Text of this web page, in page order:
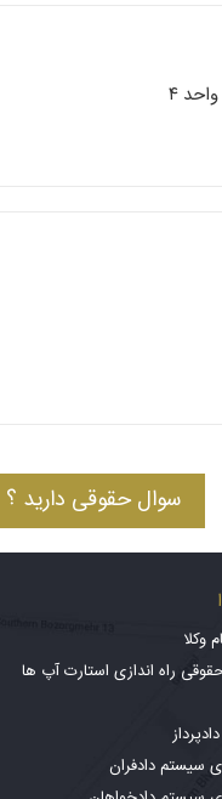
سوال حقوقی دارید ؟
وکلا
راه اندازی استارت آپ ها
سیستم دادفران